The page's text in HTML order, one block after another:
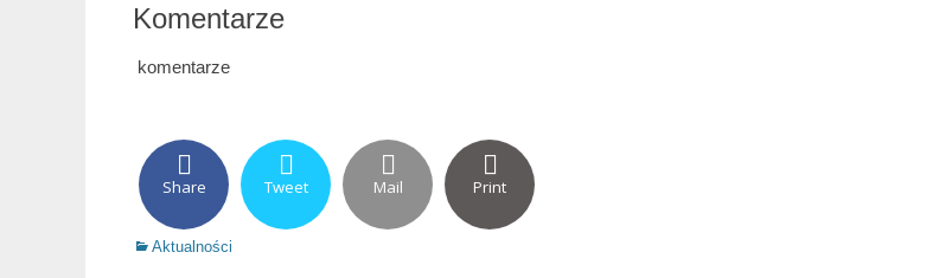
Komentarze
komentarze
Share Tweet Mail Print
Categories
Aktualności